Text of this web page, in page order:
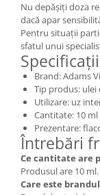
Nu depășiți doza
dacă apar
Pentru situații
sfatul unui
Specificații
Brand: Adams
Tip produs: ulei
Utilizare: uz
Cantitate: 10 ml
Prezentare:
Întrebări
Ce cantitate are
Produsul are 10 ml.
Care este